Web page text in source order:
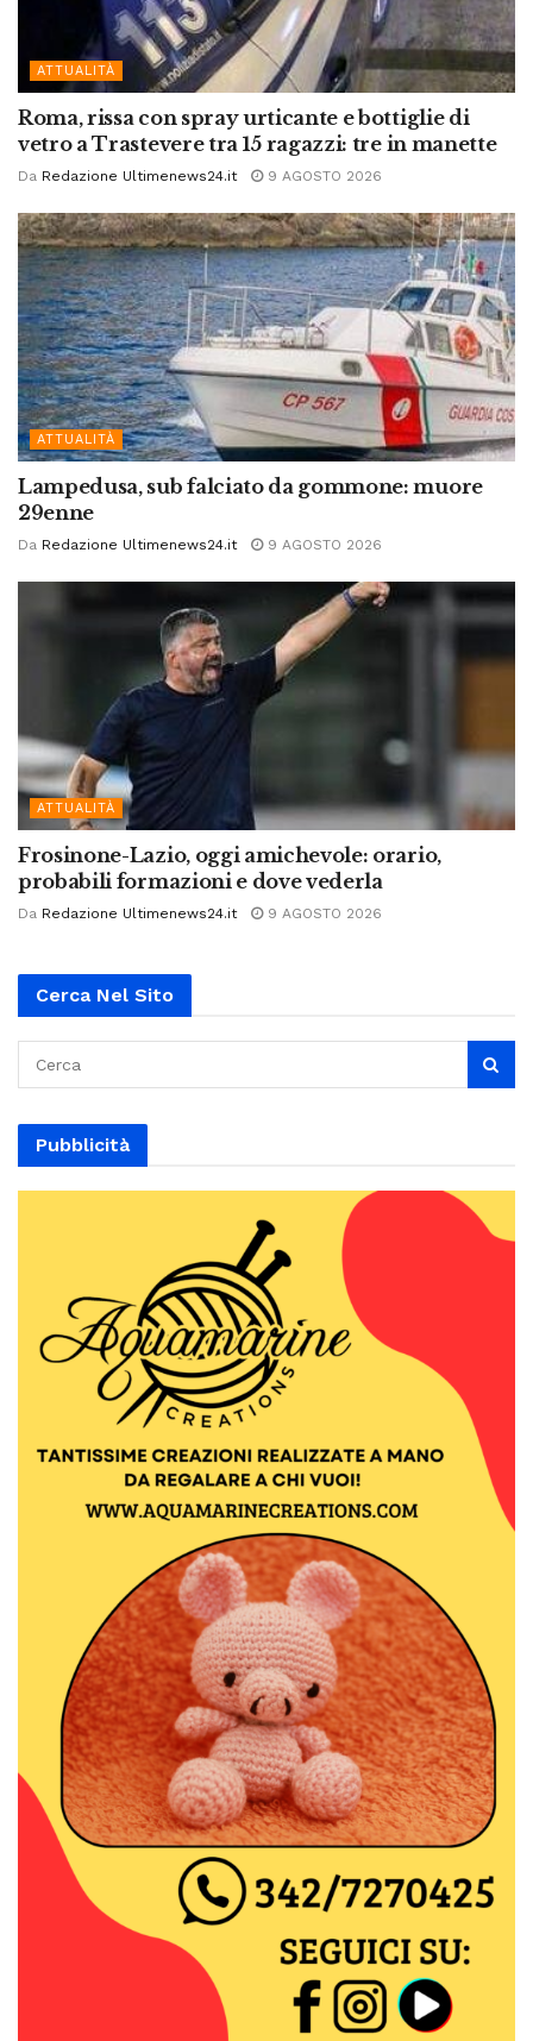
ATTUALITÀ
Roma, rissa con spray urticante e bottiglie di
vetro a Trastevere tra 15 ragazzi: tre in manette
Da Redazione Ultimenews24.it 9 AGOSTO 2026
ATTUALITÀ
Lampedusa, sub falciato da gommone: muore
29enne
Da Redazione Ultimenews24.it 9 AGOSTO 2026
ATTUALITÀ
Frosinone-Lazio, oggi amichevole: orario,
probabili formazioni e dove vederla
Da Redazione Ultimenews24.it 9 AGOSTO 2026
Cerca Nel Sito
Pubblicità